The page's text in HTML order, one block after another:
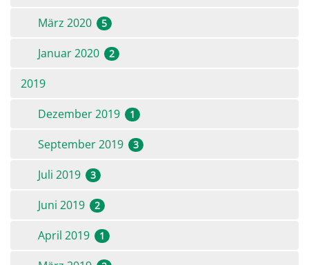
März 2020 5
Januar 2020 2
2019
Dezember 2019
1
September 2019 3
Juli 2019 3
Juni 2019 2
April 2019 1